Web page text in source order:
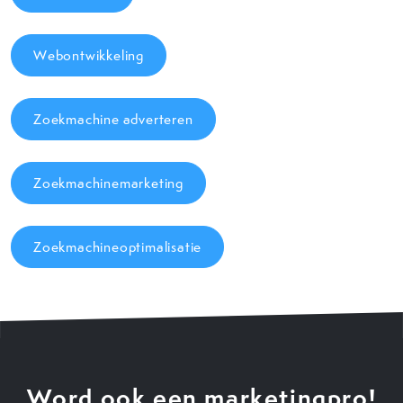
Webontwikkeling
Zoekmachine adverteren
Zoekmachinemarketing
Zoekmachineoptimalisatie